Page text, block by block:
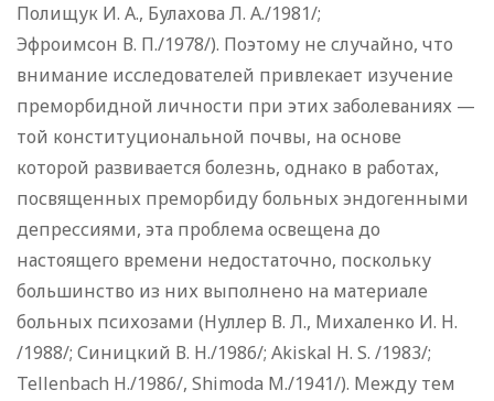
Полищук И. А., Булахова Л. А./1981/;
Эфроимсон В. П./1978/). Поэтому не случайно, что
внимание исследователей привлекает изучение
преморбидной личности при этих заболеваниях —
той конституциональной почвы, на основе
которой развивается болезнь, однако в работах,
посвященных преморбиду больных эндогенными
депрессиями, эта проблема освещена до
настоящего времени недостаточно, поскольку
большинство из них выполнено на материале
больных психозами (Нуллер В. Л., Михаленко И. Н.
/1988/; Синицкий В. Н./1986/; Akiskal H. S. /1983/;
Tellenbach Н./1986/, Shimoda M./1941/). Между тем